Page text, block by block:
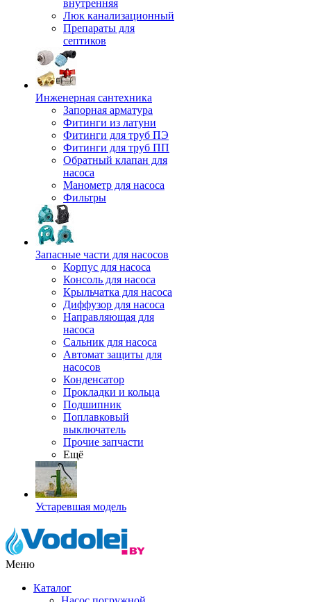
внутренняя
Люк канализационный
Препараты для
септиков
Инженерная сантехника
Запорная арматура
Фитинги из латуни
Фитинги для труб ПЭ
Фитинги для труб ПП
Обратный клапан для
насоса
Манометр для насоса
Фильтры
Запасные части для насосов
Корпус для насоса
Консоль для насоса
Крыльчатка для насоса
Диффузор для насоса
Направляющая для
насоса
Сальник для насоса
Автомат защиты для
насосов
Конденсатор
Прокладки и кольца
Подшипник
Поплавковый
выключатель
Прочие запчасти
Ещё
Устаревшая модель
Меню
Каталог